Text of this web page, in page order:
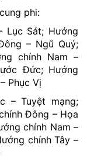
phi:
Lục Sát; Hướng
– Ngũ Quý;
chính Nam –
Đức; Hướng
Phục Vị
– Tuyệt mạng;
Đông – Họa
chính Nam –
chính Tây –